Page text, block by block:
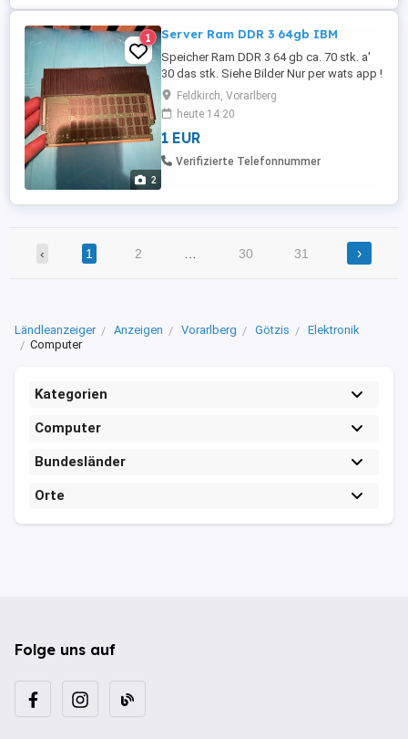
2
1 Server Ram DDR 3 64gb IBM
Speicher Ram DDR 3 64 gb ca. 70 stk. a'
30 das stk. Siehe Bilder Nur per wats app !
Feldkirch, Vorarlberg
heute 14:20
1 EUR
Verifizierte Telefonnummer
‹ 1 2 30 31 ›
Ländleanzeiger Anzeigen Vorarlberg Götzis
Elektronik
Computer
Kategorien
Computer
Bundesländer
Orte
Folge uns auf